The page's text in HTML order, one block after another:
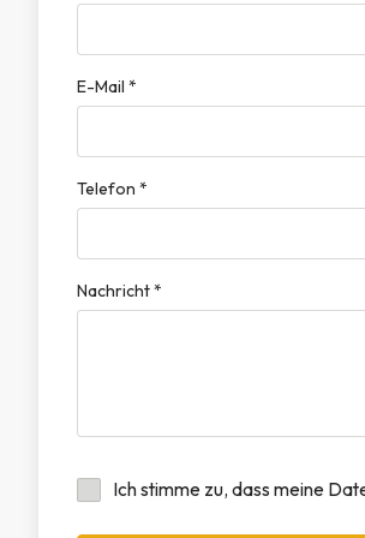
E-Mail *
Telefon *
Nachricht *
Ich stimme zu, dass meine